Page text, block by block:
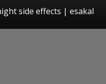
side effects | esakal